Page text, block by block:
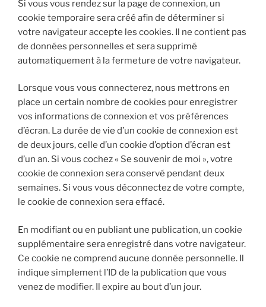
Si vous vous rendez sur la page de connexion, un
cookie temporaire sera créé afin de déterminer si
votre navigateur accepte les cookies. Il ne contient pas
de données personnelles et sera supprimé
automatiquement à la fermeture de votre navigateur.
Lorsque vous vous connecterez, nous mettrons en
place un certain nombre de cookies pour enregistrer
vos informations de connexion et vos préférences
d’écran. La durée de vie d’un cookie de connexion est
de deux jours, celle d’un cookie d’option d’écran est
d’un an. Si vous cochez « Se souvenir de moi », votre
cookie de connexion sera conservé pendant deux
semaines. Si vous vous déconnectez de votre compte,
le cookie de connexion sera effacé.
En modifiant ou en publiant une publication, un cookie
supplémentaire sera enregistré dans votre navigateur.
Ce cookie ne comprend aucune donnée personnelle. Il
indique simplement l’ID de la publication que vous
venez de modifier. Il expire au bout d’un jour.